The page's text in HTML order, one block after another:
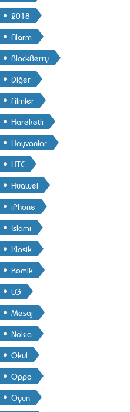
2018
Alarm
BlackBerry
Diğer
Filmler
Hareketli
Hayvanlar
HTC
Huawei
iPhone
Islami
Klasik
Komik
LG
Mesaj
Nokia
Okul
Oppo
Oyun